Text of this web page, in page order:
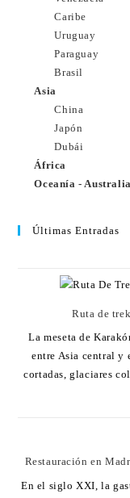
Caribe
Uruguay
Paraguay
Brasil
Asia
China
Japón
Dubái
África
Oceanía - Australia
Últimas Entradas
Ruta de
La meseta de
entre Asia central y
cortadas, glaciares
Restauración en
En el siglo XXI, la